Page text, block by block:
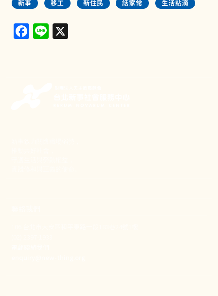
新事
移工 新住民 話家常 生活點滴
Facebook
Line